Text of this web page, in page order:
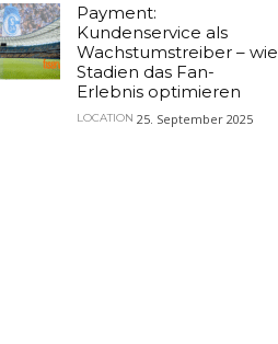
Payment:
Kundenservice als
Wachstumstreiber – wie
Stadien das Fan-
Erlebnis optimieren
LOCATION 25. September 2025